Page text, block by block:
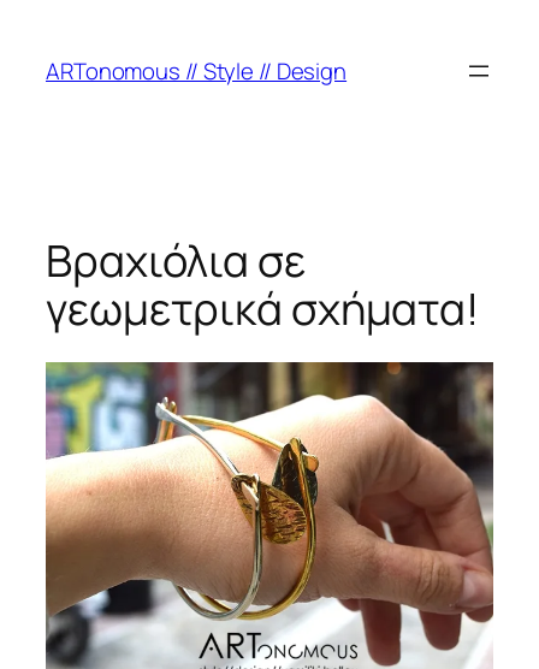
ARTonomous // Style // Design
Βραχιόλια σε
γεωμετρικά σχήματα!